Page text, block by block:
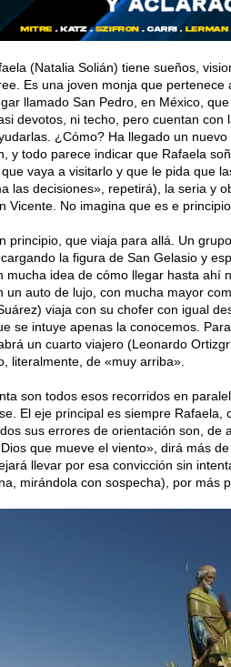
(Natalia Solián) tiene sueños,
Es una joven monja que
llamado San Pedro, en México,
devotos, ni techo, pero cuentan con
¿Cómo? Ha llegado un
y todo parece indicar que Rafaela
vaya a visitarlo y que le pida que
las decisiones», repetirá), la seria y
Vicente. No imagina que es e
principio, que viaja para allá. Un
la figura de San Gelasio y
mucha idea de cómo llegar hasta ahí
un auto de lujo, con mucha mayor
viaja con su chofer con igual
se intuye apenas la conocemos.
un cuarto viajero (Leonardo
literalmente, de «muy arriba».
son todos esos recorridos en
El eje principal es siempre Rafaela,
sus errores de orientación son, de
que mueve el viento», dirá más
llevar por esa convicción sin
mirándola con sospecha), por más